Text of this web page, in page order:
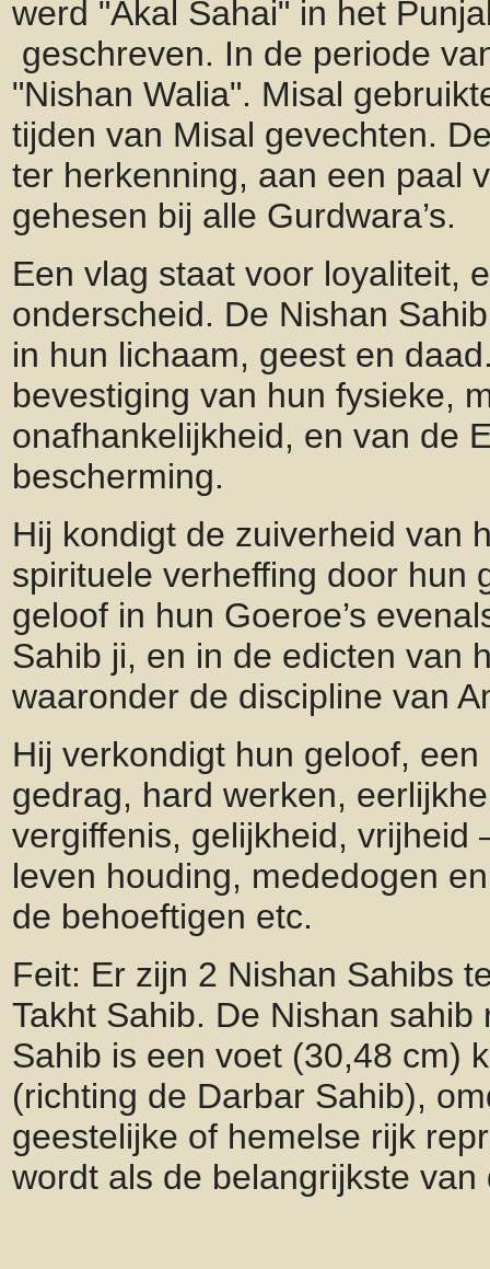
werd "Akal Sahai" in het
geschreven. In de periode
"Nishan Walia". Misal
tijden van Misal gevechten.
ter herkenning, aan een paal
gehesen bij alle Gurdwara’s.
Een vlag staat voor loyaliteit,
onderscheid. De Nishan
in hun lichaam, geest en
bevestiging van hun fysieke,
onafhankelijkheid, en van de
bescherming.
Hij kondigt de zuiverheid van
spirituele verheffing door hun
geloof in hun Goeroe’s
Sahib ji, en in de edicten van
waaronder de discipline van
Hij verkondigt hun geloof,
gedrag, hard werken,
vergiffenis, gelijkheid, vrijheid
leven houding, mededogen
de behoeftigen etc.
Feit: Er zijn 2 Nishan Sahibs
Takht Sahib. De Nishan sahib
Sahib is een voet (30,48 cm)
(richting de Darbar Sahib),
geestelijke of hemelse rijk
wordt als de belangrijkste van